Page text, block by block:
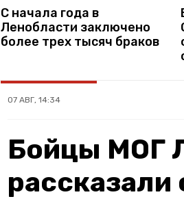
С начала года в
Ленобласти заключено
более трех тысяч браков
07 АВГ, 14:34
Бойцы МОГ